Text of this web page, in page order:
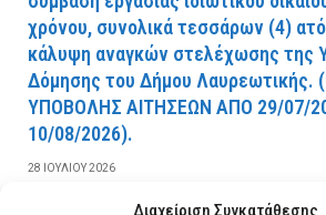
Διαχείριση Συγκατάθεσης
χρόνου, συνολικά τεσσάρων (4)
κάλυψη αναγκών στελέχωσης της
Δόμησης του Δήμου Λαυρεωτικής.
YΠOBOΛHΣ AITHΣEΩN AΠO 29/07/
10/08/2026).
28 ΙΟΥΛΊΟΥ 2026